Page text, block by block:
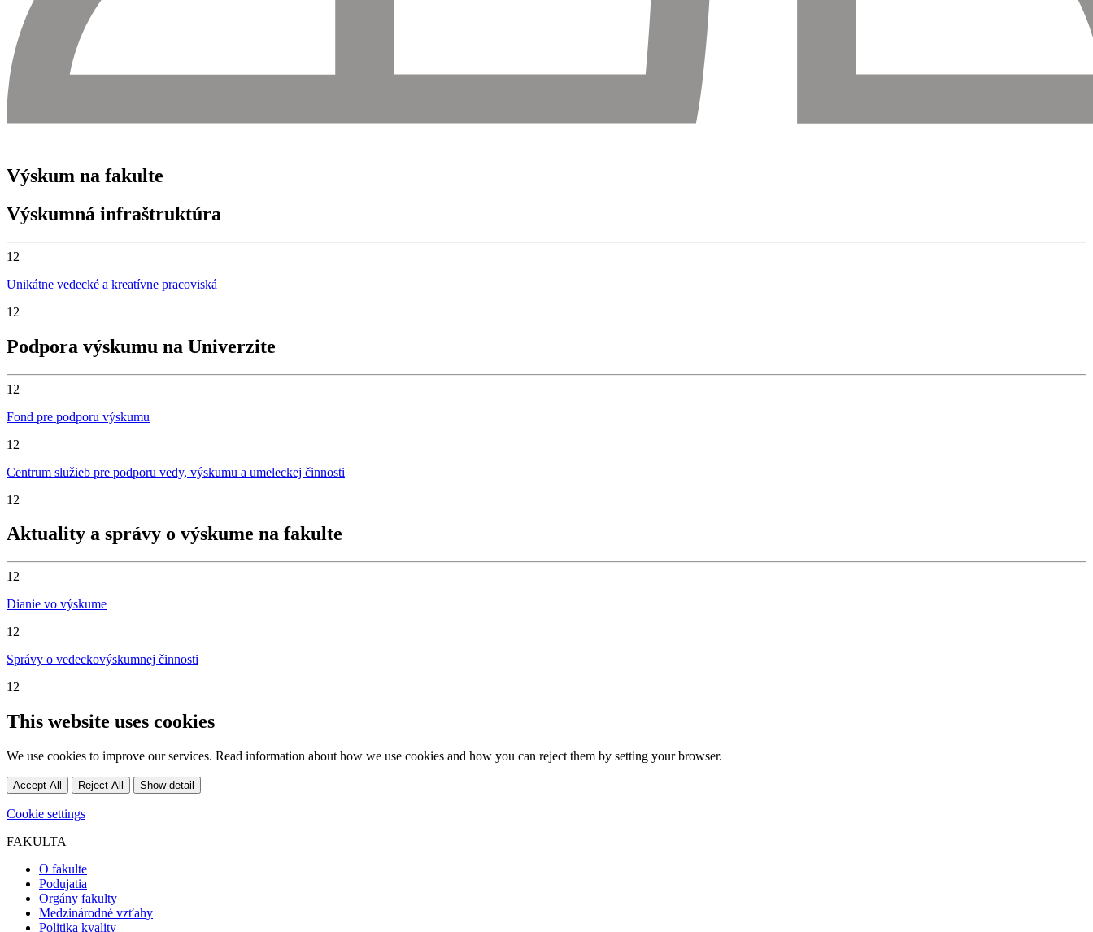
Výskum na fakulte
Výskumná infraštruktúra
12
Unikátne vedecké a kreatívne pracoviská
12
Podpora výskumu na Univerzite
12
Fond pre podporu výskumu
12
Centrum služieb pre podporu vedy, výskumu a umeleckej činnosti
12
Aktuality a správy o výskume na fakulte
12
Dianie vo výskume
12
Správy o vedeckovýskumnej činnosti
12
This website uses cookies
We use cookies to improve our services. Read information about how we use cookies and how you can reject them by setting your browser.
Accept All Reject All Show detail
Cookie settings
FAKULTA
O fakulte
Podujatia
Orgány fakulty
Medzinárodné vzťahy
Politika kvality